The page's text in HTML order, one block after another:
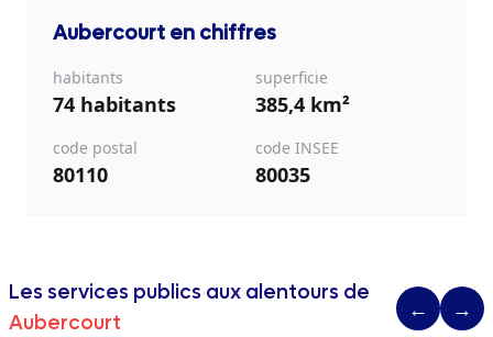
Aubercourt en chiffres
habitants
74 habitants
superficie
385,4 km²
code postal
80110
code INSEE
80035
Les services publics aux alentours de
Aubercourt
← →